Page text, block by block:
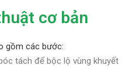
cơ bản
gồm các bước:
tách để bộc lộ vùng khuyết